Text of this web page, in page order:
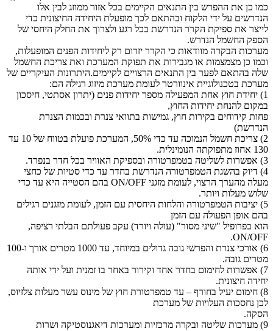
כמו כן את ההפרש בין התנאים הקיימים בכל אזור ממוזג לבין אלו
הנדרשים על ידי הלקוח ובהתאם לכך מופעלת היחידה החיצונית כדי
לייצר את ספיקת הקרר הנדרשת בכל רגע ולצרוך את החלק היחסי של
הספק החשמל הנדרש.
מערכות הבקרה מוודאות כי הקרר יזרום רק ליחידות הפנים המופעלות,
וכמו כן מצמצמות או מגבירות את תפוקת המערכת ואת צריכת החשמל
שלה בהתאם לפער בין התנאים הרצויים לקיימים.היתרונות העיקריים של
מערכת בטכנולוגיית אינוורטר לעומת מערכת מיזוג רגילה הם:
1) יחידת חוץ אחת המפעילה מספר יחידות פנים (יתרון אסתטי, חיסכון
במקום להנחת יחידות החוץ,
פחות קידוחים בקירות חוץ, גמישות בתוואי צנרת ובכמות הצנרת
הנדרשת)
2) צריכת חשמל הנמוכה עד כדי 50%, המערכת פועלת בטווח של 10 עד
130 אחוז מתפוקתה הנומינלית.
3) אפשרות לשליטה בטמפרטורה ובספיקת האוויר בכל חדר בנפרד.
4) דיוק בהשגת הטמפרטורה הנדרשת בחדר עד כדי סטיות של כחצי
מעלה מהערך הרצוי, לעומת מזגני ON/OFF בהם הסטייה היא עד כדי
שלוש מעלות ויותר.
5) יציבות הטמפרטורה והלחות היחסית עם הזמן, לעומת מזגנים רגילים
בהם אופן הפעולה עם הזמן
הוא בפרופיל "שיני מסור" (עולה ויורד) עקב פעולתם הבלתי רציפה,
ON/OFF.
6) אורכי צנרת והפרשי גובה גדולים במיוחד, עד 1000 מטרים אורך ו-100
מטרים גובה.
7) אפשרות לחימום בחדר אחד וקירור באחר בו זמנית ועל ידי אותה
יחידה חיצונית.
8) חימום יעיל בחורף – עד טמפרטורת חוץ של מינוס עשר מעלות צלזיוס,
לכן נחסכות העלויות של מערכת
הסקה.
9) מערכות שליטה ובקרה מרכזיות ומערכות דיאגנוסטיקה ושרות